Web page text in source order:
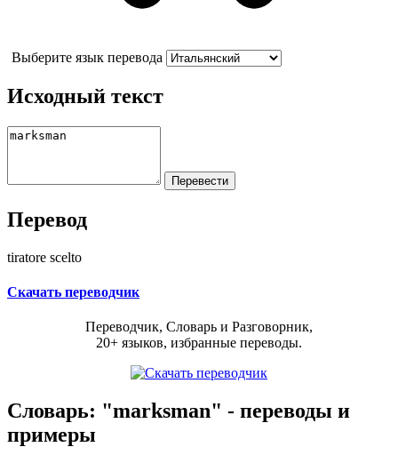
Выберите язык перевода
Исходный текст
Перевод
tiratore scelto
Скачать переводчик
Переводчик, Словарь и Разговорник,
20+ языков, избранные переводы.
Словарь: "marksman" - переводы и
примеры